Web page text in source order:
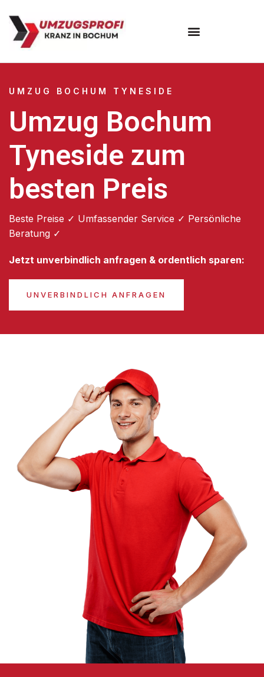
UMZUG BOCHUM TYNESIDE
Umzug Bochum
Tyneside zum
besten Preis
Beste Preise ✓ Umfassender Service ✓ Persönliche
Beratung ✓
Jetzt unverbindlich anfragen & ordentlich sparen:
UNVERBINDLICH ANFRAGEN